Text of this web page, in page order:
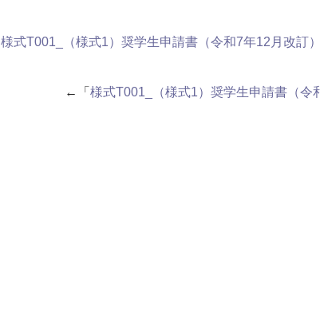
様式T001_（様式1）奨学生申請書（令和7年12月改訂）
←「 様式T001_（様式1）奨学生申請書（令